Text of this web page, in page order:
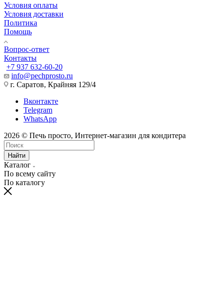
Условия оплаты
Условия доставки
Политика
Помощь
Вопрос-ответ
Контакты
+7 937 632-60-20
info@pechprosto.ru
г. Саратов, Крайняя 129/4
Вконтакте
Telegram
WhatsApp
2026 © Печь просто, Интернет-магазин для кондитера
Найти
Каталог
По всему сайту
По каталогу